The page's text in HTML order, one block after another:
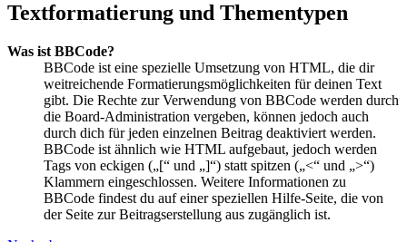
Textformatierung und Thementypen
Was ist BBCode?
BBCode ist eine spezielle Umsetzung von HTML, die dir
weitreichende Formatierungsmöglichkeiten für deinen Text
gibt. Die Rechte zur Verwendung von BBCode werden durch
die Board-Administration vergeben, können jedoch auch
durch dich für jeden einzelnen Beitrag deaktiviert werden.
BBCode ist ähnlich wie HTML aufgebaut, jedoch werden
Tags von eckigen („[“ und „]“) statt spitzen („<“ und „>“)
Klammern eingeschlossen. Weitere Informationen zu
BBCode findest du auf einer speziellen Hilfe-Seite, die von
der Seite zur Beitragserstellung aus zugänglich ist.